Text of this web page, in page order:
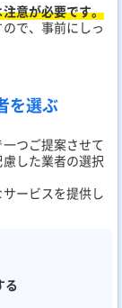
意が必要です。
で、事前にしっ
を選ぶ
つご提案させて
した業者の選択
ービスを提供し
る